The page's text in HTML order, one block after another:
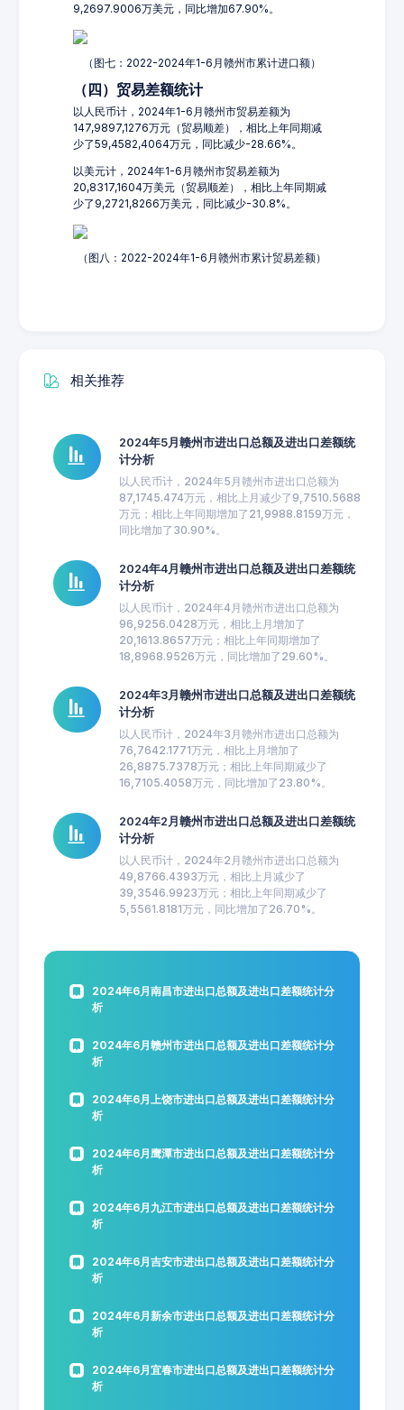
9,2697.9006万美元，同比增加67.90%。
（图七：2022-2024年1-6月赣州市累计进口额）
（四）贸易差额统计
以人民币计，2024年1-6月赣州市贸易差额为
147,9897,1276万元（贸易顺差），相比上年同期减
少了59,4582,4064万元，同比减少-28.66%。
以美元计，2024年1-6月赣州市贸易差额为
20,8317,1604万美元（贸易顺差），相比上年同期减
少了9,2721,8266万美元，同比减少-30.8%。
（图八：2022-2024年1-6月赣州市累计贸易差额）
相关推荐
2024年5月赣州市进出口总额及进出口差额统
计分析
以人民币计，2024年5月赣州市进出口总额为
87,1745.474万元，相比上月减少了9,7510.5688
万元；相比上年同期增加了21,9988.8159万元，
同比增加了30.90%。
2024年4月赣州市进出口总额及进出口差额统
计分析
以人民币计，2024年4月赣州市进出口总额为
96,9256.0428万元，相比上月增加了
20,1613.8657万元；相比上年同期增加了
18,8968.9526万元，同比增加了29.60%。
2024年3月赣州市进出口总额及进出口差额统
计分析
以人民币计，2024年3月赣州市进出口总额为
76,7642.1771万元，相比上月增加了
26,8875.7378万元；相比上年同期减少了
16,7105.4058万元，同比增加了23.80%。
2024年2月赣州市进出口总额及进出口差额统
计分析
以人民币计，2024年2月赣州市进出口总额为
49,8766.4393万元，相比上月减少了
39,3546.9923万元；相比上年同期减少了
5,5561.8181万元，同比增加了26.70%。
2024年6月南昌市进出口总额及进出口差额统计分
析
2024年6月赣州市进出口总额及进出口差额统计分
析
2024年6月上饶市进出口总额及进出口差额统计分
析
2024年6月鹰潭市进出口总额及进出口差额统计分
析
2024年6月九江市进出口总额及进出口差额统计分
析
2024年6月吉安市进出口总额及进出口差额统计分
析
2024年6月新余市进出口总额及进出口差额统计分
析
2024年6月宜春市进出口总额及进出口差额统计分
析